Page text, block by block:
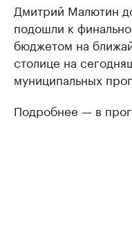
Дмитрий Малютин
подошли к
бюджетом на
столице на
муниципальных
Подробнее — в